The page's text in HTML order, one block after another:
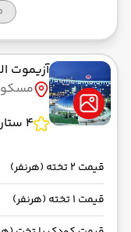
آزیموت
مسکو
4 ستاره
قیمت 2 تخته (هرنفر)
قیمت 1 تخته (هرنفر)